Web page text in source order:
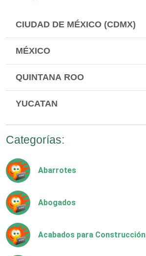
CIUDAD DE MÉXICO (CDMX)
MÉXICO
QUINTANA ROO
YUCATAN
Categorías:
Abarrotes
Abogados
Acabados para Construcción